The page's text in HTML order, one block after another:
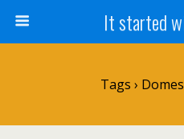
It started
Tags ›